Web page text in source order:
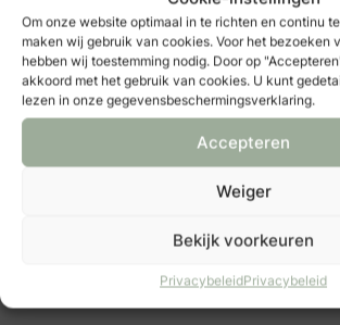
Om onze website optimaal in te richten en continu
maken wij gebruik van cookies. Voor het bezoeken
hebben wij toestemming nodig. Door op
akkoord met het gebruik van cookies. U kunt
lezen in onze gegevensbeschermingsverklaring.
Accepteren
Weiger
Bekijk voorkeuren
PrivacybeleidPrivacybeleid
Stromma Nederland